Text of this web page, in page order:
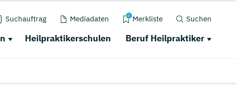
Suchauftrag Mediadaten 0 Merkliste Suchen
Heilpraktikerschulen Beruf Heilpraktiker